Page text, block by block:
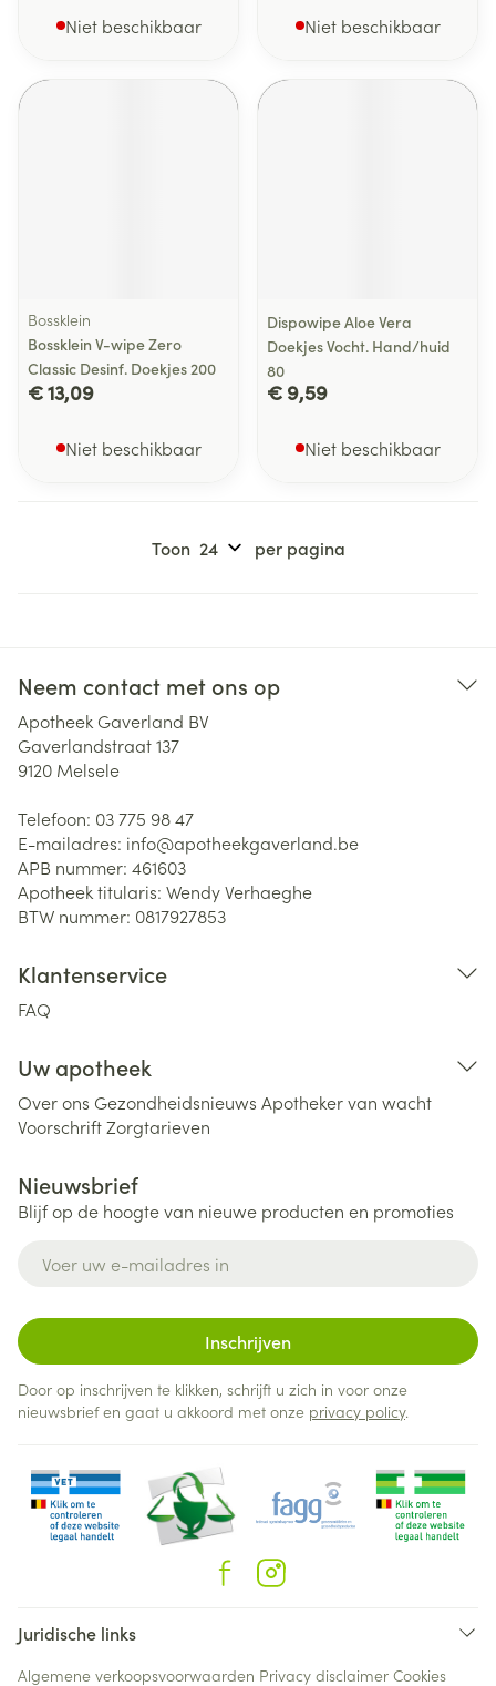
Niet beschikbaar Niet beschikbaar
Bossklein
Bossklein V-wipe Zero
Classic Desinf. Doekjes 200
€ 13,09
Niet beschikbaar
Dispowipe Aloe Vera
Doekjes Vocht. Hand/huid
80
€ 9,59
Niet beschikbaar
Toon per pagina
Neem contact met ons op
Apotheek Gaverland BV
Gaverlandstraat 137
9120 Melsele
Telefoon: 03 775 98 47
E-mailadres: info@apotheekgaverland.be
APB nummer: 461603
Apotheek titularis: Wendy Verhaeghe
BTW nummer: 0817927853
Klantenservice
FAQ
Uw apotheek
Over ons Gezondheidsnieuws Apotheker van wacht
VoorschriftZorgtarieven
Nieuwsbrief
Blijf op de hoogte van nieuwe producten en promoties
Inschrijven
Door op inschrijven te klikken, schrijft u zich in voor onze
nieuwsbrief en gaat u akkoord met onze privacy policy.
Juridische links
Algemene verkoopsvoorwaarden Privacy disclaimer Cookies